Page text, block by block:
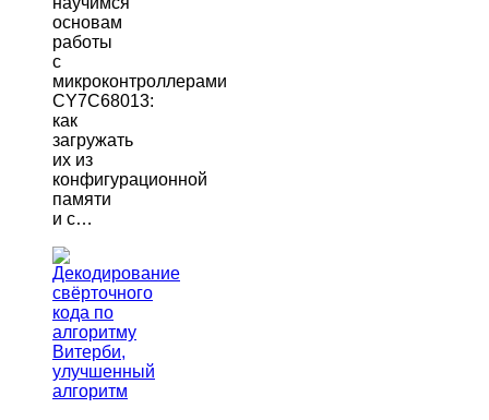
основам
работы
с
микроконтроллерами
CY7C68013:
как
загружать
их из
конфигурационной
памяти
и с…